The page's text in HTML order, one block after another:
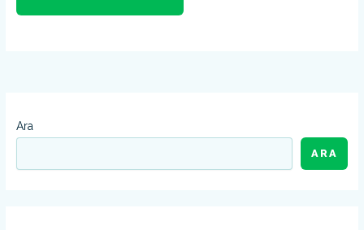
Ara
ARA